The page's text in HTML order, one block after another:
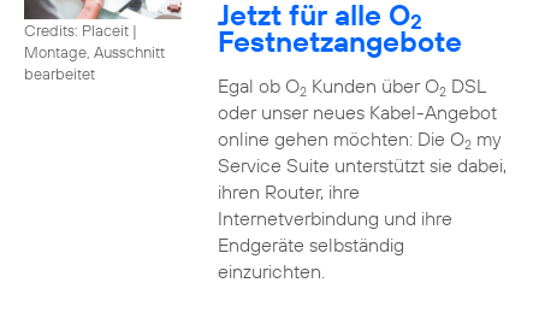
Credits: Placeit |
Montage, Ausschnitt
bearbeitet
Jetzt für alle O2
Festnetzangebote
Egal ob O2Kunden über O2DSL
oder unser neues Kabel-Angebot
online gehen möchten: Die O2my
Service Suite unterstützt sie dabei,
ihren Router, ihre
Internetverbindung und ihre
Endgeräte selbständig
einzurichten.